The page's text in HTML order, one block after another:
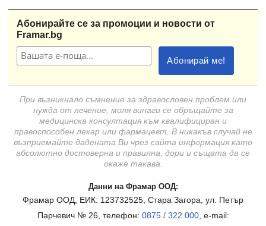
Абонирайте се за промоции и новости от
Framar.bg
При възникнало съмнение за здравословен проблем или
нужда от лечение, моля винаги се обръщайте за
медицинска консултация към квалифициран и
правоспособен лекар или фармацевт. В никакъв случай не
възприемайте дадената Ви чрез сайта информация като
абсолютно достоверна и правилна, дори и същата да се
окаже такава.
Данни на Фрамар ООД:
Фрамар ООД, ЕИК: 123732525, Стара Загора, ул. Петър
Парчевич № 26, телефон: 0875 / 322 000, e-mail: